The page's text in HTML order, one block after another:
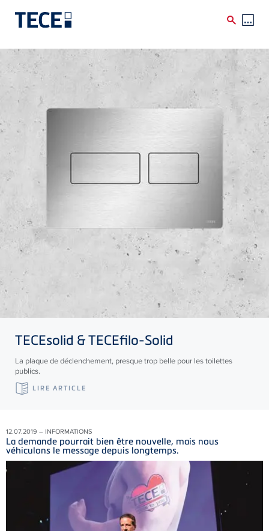
Skip to main content
TECEsolid &TECEfilo-Solid
La plaque de déclenchement, presque trop belle pour les toilettes
publics.
LIRE ARTICLE
12.07.2019 – INFORMATIONS
La demande pourrait bien être nouvelle, mais nous
véhiculons le message depuis longtemps.